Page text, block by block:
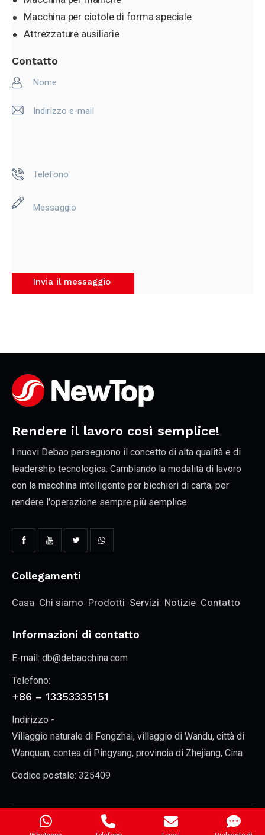
Macchina per ciotole di forma speciale
Attrezzature ausiliarie
Contatto
Rendere il lavoro così semplice!
I nuovi Debao perseguono il concetto di alta qualità e di
leadership tecnologica. Cambiando la modalità di lavoro
con la macchina intelligente per bicchieri di carta, per
rendere l'operazione sempre più semplice.
Collegamenti
Casa Chi siamo Prodotti Servizi Notizie Contatto
Informazioni di contatto
E-mail: db@debaochina.com
Telefono:
+86 – 13353335151
Indirizzo -
Villaggio naturale di Fengzhai, villaggio di Wandu, città di
Wanquan, contea di Pingyang, provincia di Zhejiang, Cina
Codice postale: 325409
Zhejiang New Debao Machinery Co.
© 2026. All Rights
Reserved.